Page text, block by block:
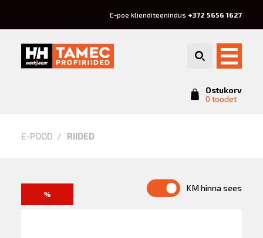
E-poe klienditeenindus +372 5656 1627
Ostukorv
0 toodet
Riided
E-POOD RIIDED
KM hinna sees
%